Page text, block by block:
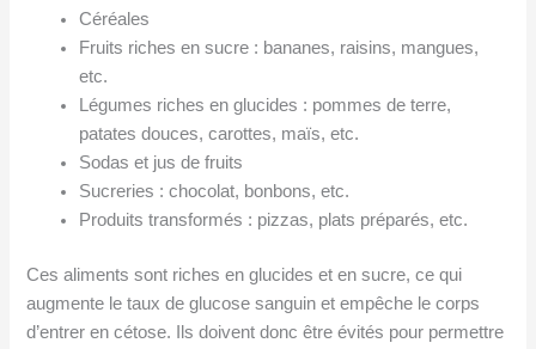
Céréales
Fruits riches en sucre : bananes, raisins, mangues,
etc.
Légumes riches en glucides : pommes de terre,
patates douces, carottes, maïs, etc.
Sodas et jus de fruits
Sucreries : chocolat, bonbons, etc.
Produits transformés : pizzas, plats préparés, etc.
Ces aliments sont riches en glucides et en sucre, ce qui
augmente le taux de glucose sanguin et empêche le corps
d’entrer en cétose. Ils doivent donc être évités pour permettre